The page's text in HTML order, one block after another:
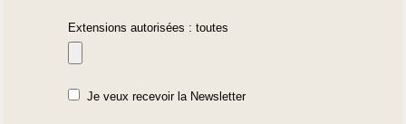
Extensions autorisées : toutes
Je veux recevoir la Newsletter